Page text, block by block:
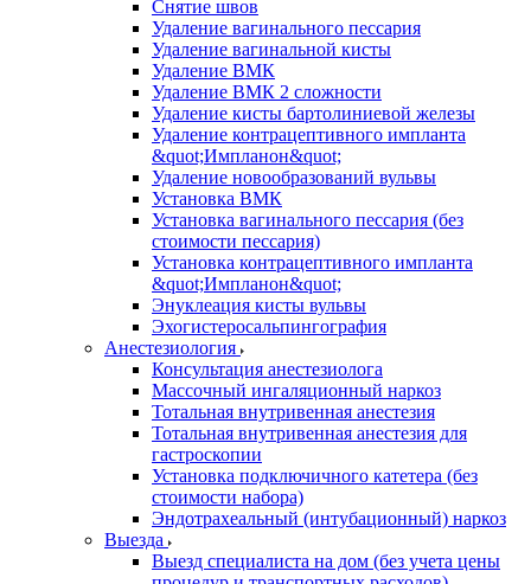
Снятие швов
Удаление вагинального пессария
Удаление вагинальной кисты
Удаление ВМК
Удаление ВМК 2 сложности
Удаление кисты бартолиниевой железы
Удаление контрацептивного импланта
&quot;Импланон&quot;
Удаление новообразований вульвы
Установка ВМК
Установка вагинального пессария (без
стоимости пессария)
Установка контрацептивного импланта
&quot;Импланон&quot;
Энуклеация кисты вульвы
Эхогистеросальпингография
Анестезиология
Консультация анестезиолога
Массочный ингаляционный наркоз
Тотальная внутривенная анестезия
Тотальная внутривенная анестезия для
гастроскопии
Установка подключичного катетера (без
стоимости набора)
Эндотрахеальный (интубационный) наркоз
Выезда
Выезд специалиста на дом (без учета цены